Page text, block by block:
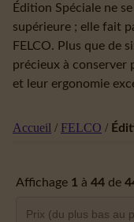
Édition Spéciale ne
supérieure ; elle fait
FELCO. Plus que de
précieux à conserver
et leur ergonomie
Accueil / FELCO /
Affichage 1 à 44 de